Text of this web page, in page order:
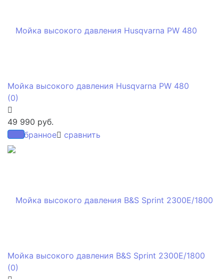
избранное сравнить
Мойка высокого давления Husqvarna PW 480
(0)
49 990 руб.
Мойка высокого давления B&S Sprint 2300E/1800
(0)